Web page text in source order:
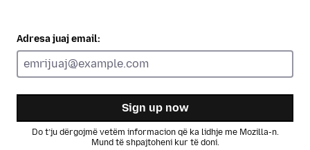
Adresa juaj email:
Sign up now
Do t’ju dërgojmë vetëm informacion që ka lidhje me Mozilla-n.
Mund të shpajtoheni kur të doni.